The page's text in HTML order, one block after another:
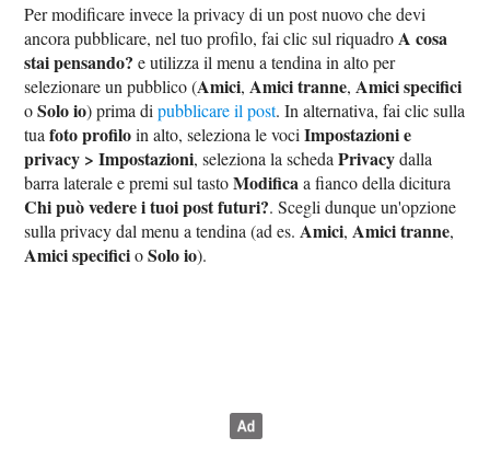
Per modificare invece la privacy di un post nuovo che devi
ancora pubblicare, nel tuo profilo, fai clic sul riquadro A cosa
stai pensando? e utilizza il menu a tendina in alto per
selezionare un pubblico (Amici, Amici tranne, Amici specifici
oSolo io) prima dipubblicare il post. In alternativa, fai clic sulla
tuafoto profiloin alto, seleziona le vociImpostazioni e
privacy > Impostazioni, seleziona la schedaPrivacydalla
barra laterale e premi sul tastoModificaa fianco della dicitura
Chi può vedere i tuoi post futuri?. Scegli dunque un'opzione
sulla privacy dal menu a tendina (ad es. Amici, Amici tranne,
Amici specificioSolo io).